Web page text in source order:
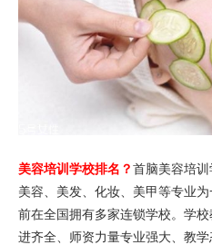
美容培训学校排名？首脑美容培
美容、美发、化妆、美甲等专业
前在全国拥有多家连锁学校。学
进齐全、师资力量专业强大、教